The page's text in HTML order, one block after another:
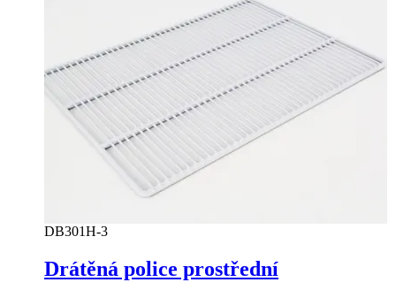
DB301H-3
Drátěná police prostřední